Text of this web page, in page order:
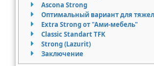
Дизайн дачи
Дизайн квартиры
Кухня
Посуда
Ремонт
Ремонт дачи
Инструменты
Сотрудничество
Размещение рекламы
Для правообладателей
Ascona Strong
Оптимальный вариант для
Extra Strong от "Ами-мебель"
Classic Standart TFK
Strong (Lazurit)
Заключение